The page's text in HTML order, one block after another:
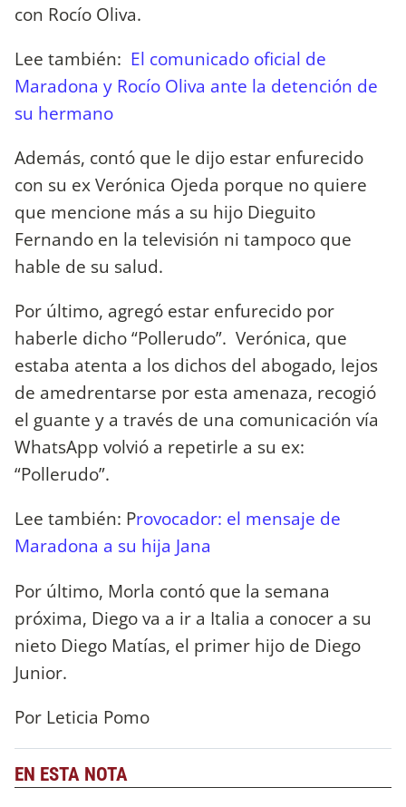
con Rocío Oliva.
Lee también: El comunicado oficial de
Maradona y Rocío Oliva ante la detención de
su hermano
Además, contó que le dijo estar enfurecido
con su ex Verónica Ojeda porque no quiere
que mencione más a su hijo Dieguito
Fernando en la televisión ni tampoco que
hable de su salud.
Por último, agregó estar enfurecido por
haberle dicho “Pollerudo”. Verónica, que
estaba atenta a los dichos del abogado, lejos
de amedrentarse por esta amenaza, recogió
el guante y a través de una comunicación vía
WhatsApp volvió a repetirle a su ex:
“Pollerudo”.
Lee también: Provocador: el mensaje de
Maradona a su hija Jana
Por último, Morla contó que la semana
próxima, Diego va a ir a Italia a conocer a su
nieto Diego Matías, el primer hijo de Diego
Junior.
Por Leticia Pomo
EN ESTA NOTA